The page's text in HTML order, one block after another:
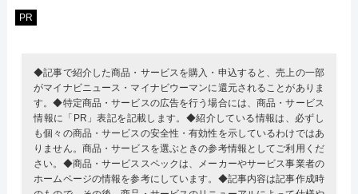
PR
◆記事で紹介した商品・サービスを購入・申込すると、売上の一部
がマイナビニュース・マイナビウーマンに還元されることがありま
す。◆特定商品・サービスの広告を行う場合には、商品・サービス
情報に「PR」表記を記載します。◆紹介している情報は、必ずし
も個々の商品・サービスの安全性・有効性を示しているわけではあ
りません。商品・サービスを選ぶときの参考情報としてご利用くだ
さい。◆商品・サービススペックは、メーカーやサービス事業者の
ホームページの情報を参考にしています。◆記事内容は記事作成時